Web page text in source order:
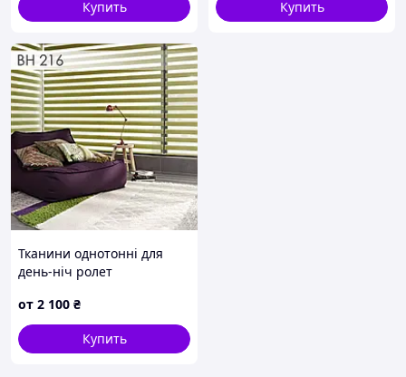
Купить
Купить
Тканини однотонні для
день-ніч ролет
от 2 100 ₴
Купить